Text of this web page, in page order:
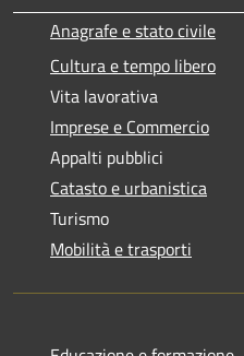
Anagrafe e stato civile
Cultura e tempo libero
Vita lavorativa
Imprese e Commercio
Appalti pubblici
Catasto e urbanistica
Turismo
Mobilità e trasporti